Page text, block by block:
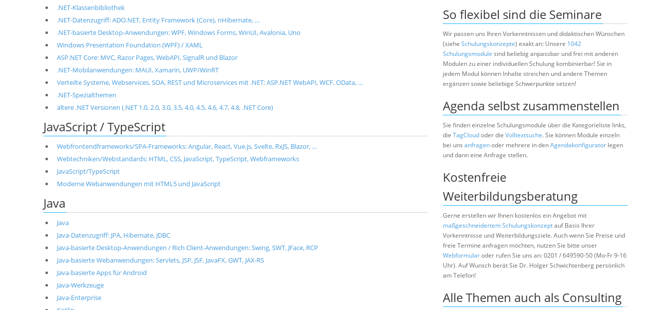
.NET-Klassenbibliothek
.NET-Datenzugriff: ADO.NET, Entity Framework (Core), nHibernate, …
.NET-basierte Desktop-Anwendungen: WPF, Windows Forms, WinUI, Avalonia, Uno
Windows Presentation Foundation (WPF) / XAML
ASP.NET Core: MVC, Razor Pages, WebAPI, SignalR und Blazor
.NET-Mobilanwendungen: MAUI, Xamarin, UWP/WinRT
Verteilte Systeme, Webservices, SOA, REST und Microservices mit .NET: ASP.NET WebAPI, WCF, OData, …
.NET-Spezialthemen
ältere .NET Versionen (.NET 1.0, 2.0, 3.0, 3.5, 4.0, 4.5, 4.6, 4.7, 4.8, .NET Core)
JavaScript / TypeScript
Webfrontendframeworks/SPA-Frameworks: Angular, React, Vue.js, Svelte, RxJS, Blazor, …
Webtechniken/Webstandards: HTML, CSS, JavaScript, TypeScript, Webframeworks
JavaScript/TypeScript
Moderne Webanwendungen mit HTML5 und JavaScript
Java
Java
Java-Datenzugriff: JPA, Hibernate, JDBC
Java-basierte Desktop-Anwendungen / Rich Client-Anwendungen: Swing, SWT, JFace, RCP
Java-basierte Webanwendungen: Servlets, JSP, JSF, JavaFX, GWT, JAX-RS
Java-basierte Apps für Android
Java-Werkzeuge
Java-Enterprise
So flexibel sind die Seminare
Wir passen uns Ihren Vorkenntnissen und didaktischen Wünschen
(siehe Schulungskonzepte) exakt an: Unsere 1042
Schulungsmodule sind beliebig anpassbar und frei mit anderen
Modulen zu einer individuellen Schulung kombinierbar! Sie in
jedem Modul können Inhalte streichen und andere Themen
ergänzen sowie beliebige Schwerpunkte setzen!
Agenda selbst zusammenstellen
Sie finden einzelne Schulungsmodule über die Kategorieliste links,
die TagCloudoder die Volltextsuche. Sie können Module einzeln
bei uns anfragenoder mehrere in denAgendakonfigurator legen
und dann eine Anfrage stellen.
Kostenfreie
Weiterbildungsberatung
Gerne erstellen wir Ihnen kostenlos ein Angebot mit
maßgeschneidertem Schulungskonzeptauf Basis Ihrer
Vorkenntnisse und Weiterbildungsziele. Auch wenn Sie Preise und
freie Termine anfragen möchten, nutzen Sie bitte unser
Webformularoder rufen Sie uns an: 0201 / 649590-50 (Mo-Fr 9-16
Uhr). Auf Wunsch berät Sie Dr. Holger Schwichtenberg persönlich
am Telefon!
Alle Themen auch als Consulting